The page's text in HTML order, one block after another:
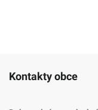
Kontakty obce